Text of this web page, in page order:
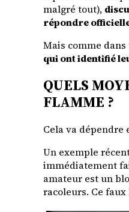
malgré tout),
répondre
Mais comme
qui ont identifié
QUELS
FLAMME ?
Cela va dépendre
Un exemple
immédiatement
amateur est un
racoleurs. Ce faux